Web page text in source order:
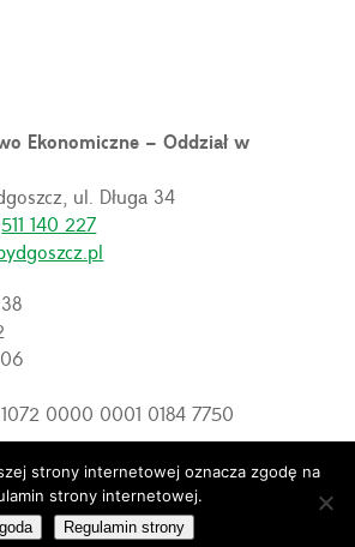
strony internetowej oznacza zgodę na
strony internetowej.
Regulamin strony
Ekonomiczne – Oddział w
ul. Długa 34
511 140 227
0000 0001 0184 7750
w Bydgoszczy. Wszelkie prawa